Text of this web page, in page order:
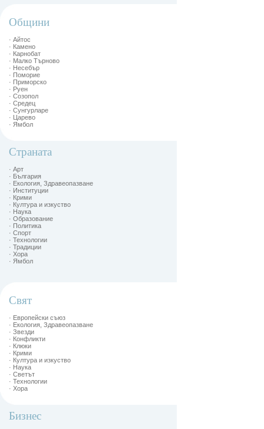
Общини
· Айтос
· Камено
· Карнобат
· Малко Търново
· Несебър
· Поморие
· Приморско
· Руен
· Созопол
· Средец
· Сунгурларе
· Царево
· Ямбол
Страната
· Арт
· България
· Екология, Здравеопазване
· Институции
· Крими
· Култура и изкуство
· Наука
· Образование
· Политика
· Спорт
· Технологии
· Традиции
· Хора
· Ямбол
Свят
· Европейски съюз
· Екология, Здравеопазване
· Звезди
· Конфликти
· Клюки
· Крими
· Култура и изкуство
· Наука
· Светът
· Технологии
· Хора
Бизнес